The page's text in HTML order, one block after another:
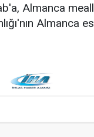
Almanca
Almanca